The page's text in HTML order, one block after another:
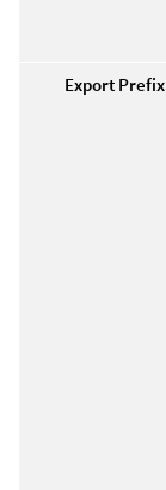
Export Prefix